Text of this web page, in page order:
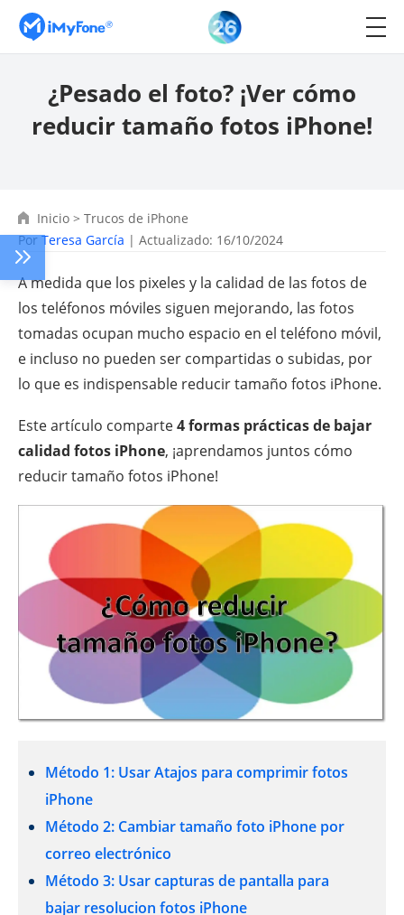
¿Pesado el foto? ¡Ver cómo
reducir tamaño fotos iPhone!
Inicio > Trucos de iPhone
PorTeresa García | Actualizado: 16/10/2024
A medida que los pixeles y la calidad de las fotos de
los teléfonos móviles siguen mejorando, las fotos
tomadas ocupan mucho espacio en el teléfono móvil,
e incluso no pueden ser compartidas o subidas, por
lo que es indispensable reducir tamaño fotos iPhone.
Este artículo comparte4 formas prácticas de bajar
calidad fotos iPhone, ¡aprendamos juntos cómo
reducir tamaño fotos iPhone!
Método 1: Usar Atajos para comprimir fotos
iPhone
Método 2: Cambiar tamaño foto iPhone por
correo electrónico
Método 3: Usar capturas de pantalla para
bajar resolucion fotos iPhone